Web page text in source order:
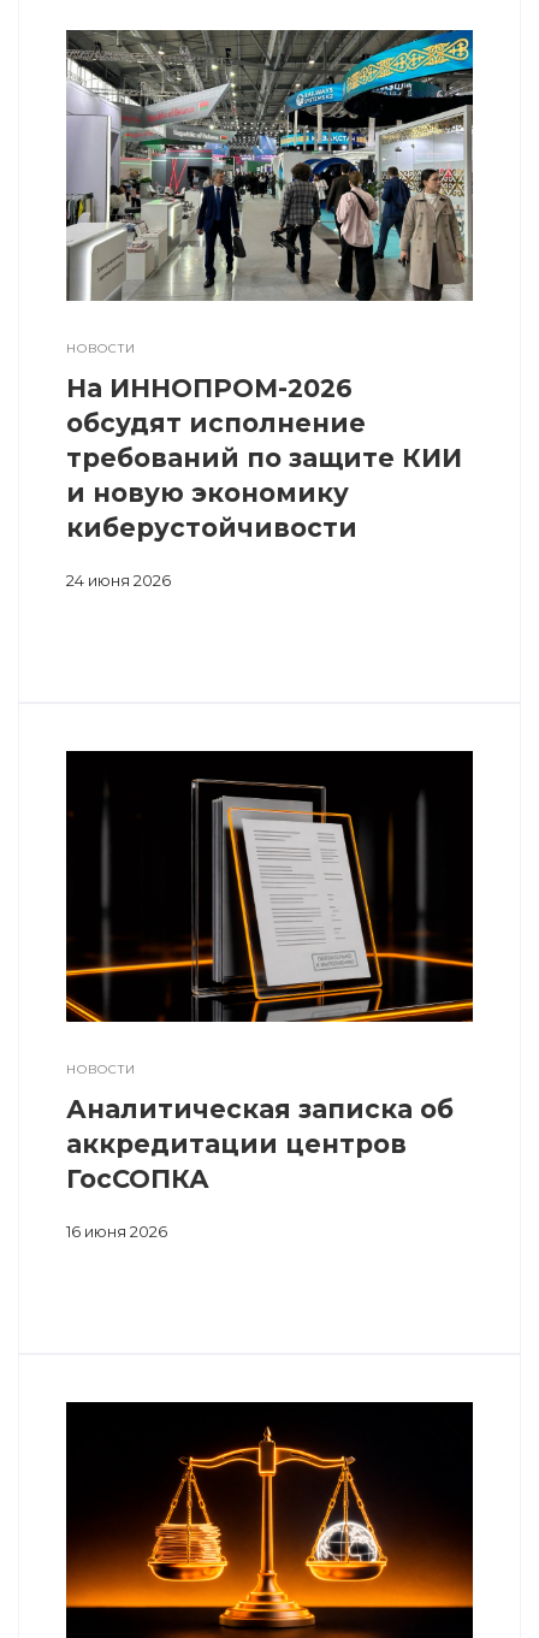
НОВОСТИ
На ИННОПРОМ-2026
обсудят исполнение
требований по защите КИИ
и новую экономику
киберустойчивости
24 июня 2026
НОВОСТИ
Аналитическая записка об
аккредитации центров
ГосСОПКА
16 июня 2026